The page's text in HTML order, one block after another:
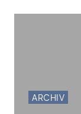
ARCHIV